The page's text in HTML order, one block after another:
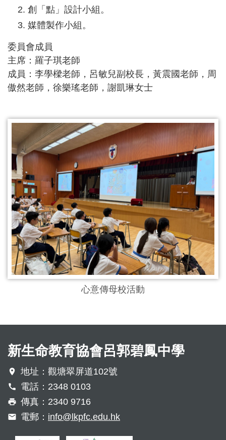
創「點」設計小組。
媒體製作小組。
委員會成員
主席：羅子琪老師
成員：李學樑老師，呂敏兒副校長，黃震國老師，周
傲然老師，徐樂瑤老師，謝凱琳女士
心意傳母校活動
新生命教育協會呂郭碧鳳中學
地址：觀塘翠屏道102號
電話：2348 0103
傳真：2340 9716
電郵： info@lkpfc.edu.hk